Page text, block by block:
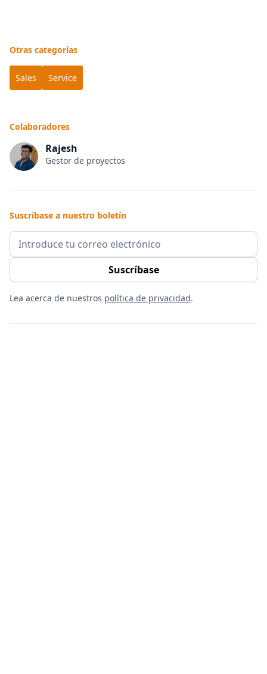
Otras categorías
Sales Service
Colaboradores
Rajesh
Gestor de proyectos
Suscríbase a nuestro boletín
Lea acerca de nuestros política de privacidad.